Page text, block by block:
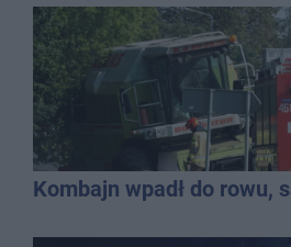
Kombajn wpadł do rowu,